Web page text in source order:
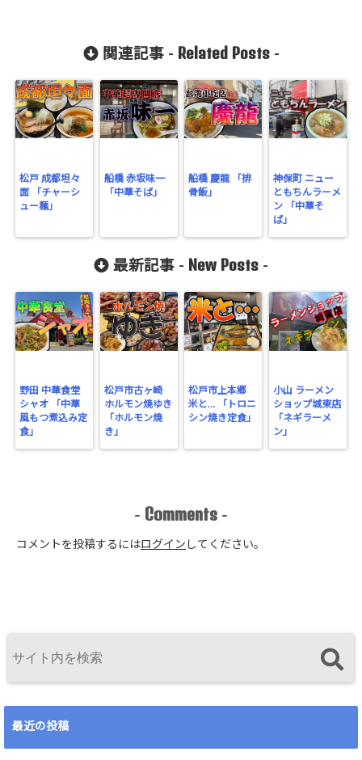
関連記事 - Related Posts-
松戸 成都坦々
面 「チャーシ
ュー麺」
船橋 赤坂味一
「中華そば」
船橋 慶龍 「排
骨飯」
神保町 ニュー
ともちんラーメ
ン 「中華そ
ば」
最新記事 - New Posts -
野田 中華食堂
シャオ 「中華
風もつ煮込み定
食」
松戸市古ヶ崎
ホルモン焼ゆき
「ホルモン焼
き」
松戸市上本郷
米と… 「トロニ
シン焼き定食」
小山 ラーメン
ショップ城東店
「ネギラーメ
ン」
- Comments -
コメントを投稿するには ログイン してください。
最近の投稿